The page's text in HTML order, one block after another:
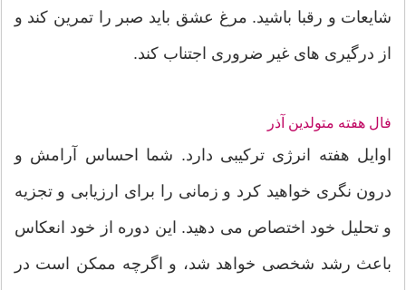
شایعات و رقبا باشید. مرغ عشق باید صبر را تمرین کند و
از درگیری های غیر ضروری اجتناب کند.
فال هفته متولدین آذر
اوایل هفته انرژی ترکیبی دارد. شما احساس آرامش و
درون نگری خواهید کرد و زمانی را برای ارزیابی و تجزیه
و تحلیل خود اختصاص می دهید. این دوره از خود انعکاس
باعث رشد شخصی خواهد شد، و اگرچه ممکن است در